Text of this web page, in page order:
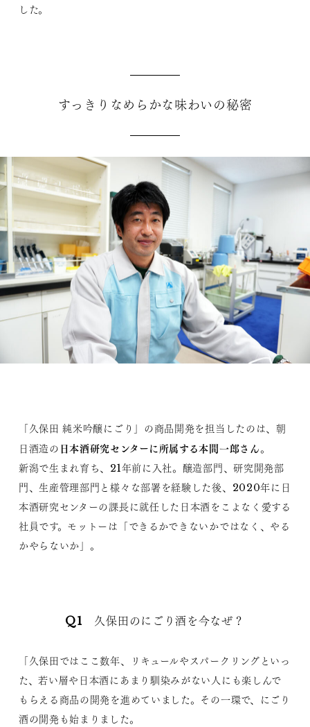
した。
すっきりなめらかな味わいの秘密
「久保田 純米吟醸にごり」の商品開発を担当したのは、朝
日酒造の 日本酒研究センターに所属する本間一郎さん。
新潟で生まれ育ち、21年前に入社。醸造部門、研究開発部
門、生産管理部門と様々な部署を経験した後、2020年に日
本酒研究センターの課長に就任した日本酒をこよなく愛する
社員です。モットーは「できるかできないかではなく、やる
かやらないか」。
Q1 久保田のにごり酒を今なぜ？
「久保田ではここ数年、リキュールやスパークリングといっ
た、若い層や日本酒にあまり馴染みがない人にも楽しんで
もらえる商品の開発を進めていました。その一環で、にごり
酒の開発も始まりました。